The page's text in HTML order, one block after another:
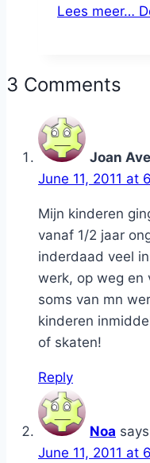
Lees meer…
3 Comments
Joan Ave
June 11, 2011 at
Mijn kinderen
vanaf 1/2 jaar
inderdaad veel
werk, op weg en
soms van mn
kinderen
of skaten!
Reply
Noa
June 11, 2011 at